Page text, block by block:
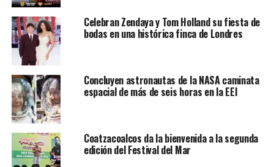
La verdadera crisis: la del viejo régimen que ya no
controla el país
Las derechas tradicionales—las del viejo aparato
tecnocrático y neoliberal—confunden su pérdida de
poder con un colapso nacional. Durante décadas
gobernaron desde una lógica de control absoluto del
presupuesto, las instituciones y la vida pública. El simple
hecho de que una administración con vocación social
llegara al poder fue, para ellos, un golpe devastador.
Celebran Zendaya y Tom Holland su fiesta de
bodas en una histórica finca de Londres
Concluyen astronautas de la NASA caminata
espacial de más de seis horas en la EEI
Coatzacoalcos da la bienvenida a la segunda
edición del Festival del Mar